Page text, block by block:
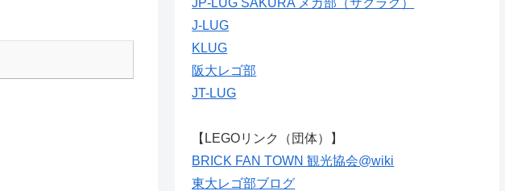
J-LUG
KLUG
阪大レゴ部
JT-LUG
【LEGOリンク（団体）】
BRICK FAN TOWN 観光協会@wiki
東大レゴ部ブログ